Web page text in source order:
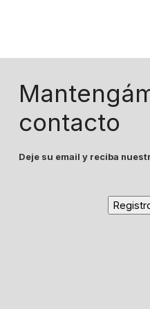
contacto
Deje su email y reciba